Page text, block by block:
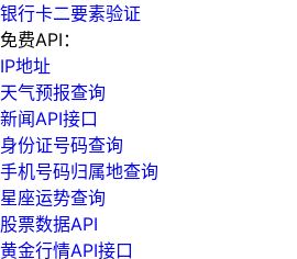
银行卡二要素验证
免费API：
IP地址
天气预报查询
新闻API接口
身份证号码查询
手机号码归属地查询
星座运势查询
股票数据API
黄金行情API接口